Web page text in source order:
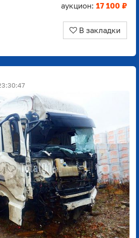
аукцион: 17 100 ₽
В закладки